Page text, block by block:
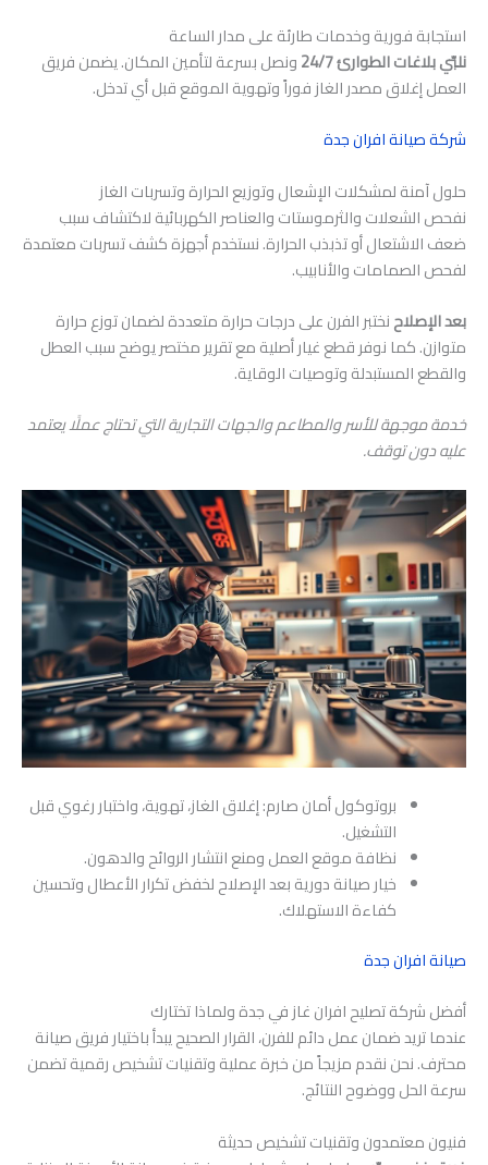
استجابة فورية وخدمات طارئة على مدار الساعة
نلبّي بلاغات الطوارئ 24/7
ونصل بسرعة لتأمين المكان. يضمن فريق
العمل إغلاق مصدر الغاز فوراً وتهوية الموقع قبل أي تدخل.
شركة صيانة افران جدة
حلول آمنة لمشكلات الإشعال وتوزيع الحرارة وتسربات الغاز
نفحص الشعلات والثرموستات والعناصر الكهربائية لاكتشاف سبب
ضعف الاشتعال أو تذبذب الحرارة. نستخدم أجهزة كشف تسربات معتمدة
لفحص الصمامات والأنابيب.
بعد الإصلاحنختبر الفرن على درجات حرارة متعددة لضمان توزع حرارة
متوازن. كما نوفر قطع غيار أصلية مع تقرير مختصر يوضح سبب العطل
والقطع المستبدلة وتوصيات الوقاية.
خدمة موجهة للأسر والمطاعم والجهات التجارية التي تحتاج عملًا يعتمد
عليه دون توقف.
بروتوكول أمان صارم: إغلاق الغاز، تهوية، واختبار رغوي قبل
التشغيل.
نظافة موقع العمل ومنع انتشار الروائح والدهون.
خيار صيانة دورية بعد الإصلاح لخفض تكرار الأعطال وتحسين
كفاءة الاستهلاك.
صيانة افران جدة
أفضل شركة تصليح افران غاز في جدة ولماذا تختارك
عندما تريد ضمان عمل دائم للفرن، القرار الصحيح يبدأ باختيار فريق صيانة
محترف. نحن نقدم مزيجاً من خبرة عملية وتقنيات تشخيص رقمية تضمن
سرعة الحل ووضوح النتائج.
فنيون معتمدون وتقنيات تشخيص حديثة